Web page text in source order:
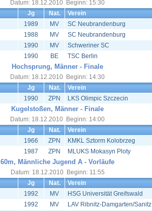
Datum: 18.12.2010 Beginn: 15:30
Jg Nat. Verein
1989 MV SC Neubrandenburg
1988 MV SC Neubrandenburg
1990 MV
Schweriner SC
1990 BE TSC Berlin
Hochsprung, Männer - Finale
Datum: 18.12.2010 Beginn: 14:30
Jg Nat. Verein
1990 ZPN LKS Olimpic Szczecin
Kugelstoßen, Männer - Finale
Datum: 18.12.2010 Beginn: 14:00
Jg Nat. Verein
1966 ZPN
KMKL Sztorm Kolobrzeg
1987 ZPN MLUKS Mokasyn Ploty
60m, Männliche Jugend A - Vorläufe
Datum: 18.12.2010 Beginn: 11:55
Jg Nat. Verein
1992 MV
HSG Universität Greifswald
1992 MV
LAV Ribnitz-Damgarten/Sanitz